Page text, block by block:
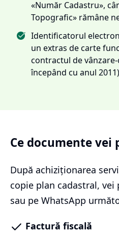
«Număr Cadastru»,
Topografic» rămâne
Identificatorul
un extras de carte
contractul de
începând cu anul 2011)
Ce documente vei
După achiziționarea
copie plan cadastral, vei
sau pe WhatsApp
Factură fiscală